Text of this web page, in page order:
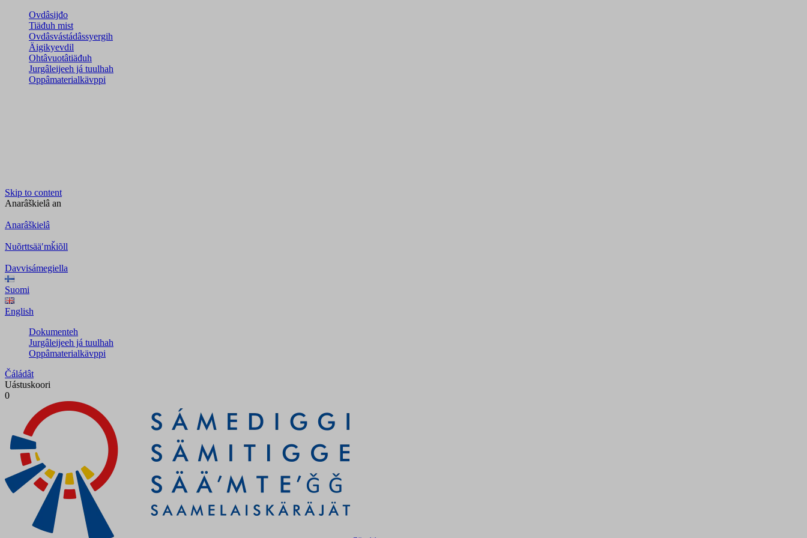
Ovdâsijđo
Tiäđuh mist
Ovdâsvástádâssyergih
Äigikyevdil
Ohtâvuotâtiäđuh
Jurgâleijeeh já tuulhah
Oppâmaterialkävppi
Skip to content
Anarâškielâ an
Anarâškielâ
Nuõrttsääʹmǩiõll
Davvisámegiella
Suomi
English
Dokumenteh
Jurgâleijeeh já tuulhah
Oppâmaterialkävppi
Čáládât
Uástuskoori
0